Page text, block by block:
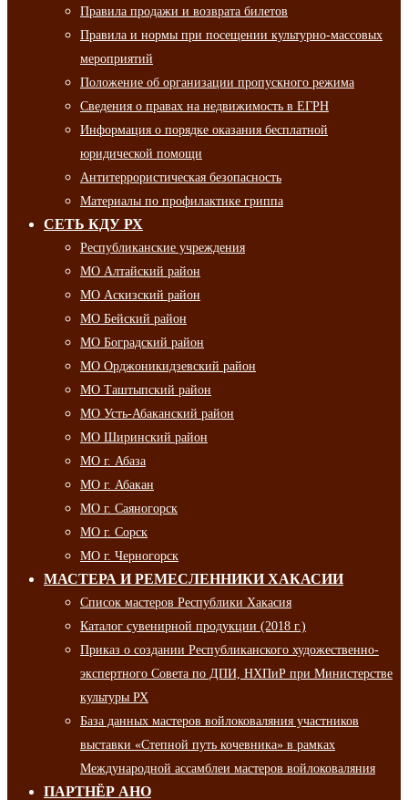
Правила продажи и возврата билетов
Правила и нормы при посещении культурно-массовых
мероприятий
Положение об организации пропускного режима
Сведения о правах на недвижимость в ЕГРН
Информация о порядке оказания бесплатной
юридической помощи
Антитеррористическая безопасность
Материалы по профилактике гриппа
СЕТЬ КДУ РХ
Республиканские учреждения
МО Алтайский район
МО Аскизский район
МО Бейский район
МО Боградский район
МО Орджоникидзевский район
МО Таштыпский район
МО Усть-Абаканский район
МО Ширинский район
МО г. Абаза
МО г. Абакан
МО г. Саяногорск
МО г. Сорск
МО г. Черногорск
МАСТЕРА И РЕМЕСЛЕННИКИ ХАКАСИИ
Список мастеров Республики Хакасия
Каталог сувенирной продукции (2018 г.)
Приказ о создании Республиканского художественно-
экспертного Совета по ДПИ, НХПиР при Министерстве
культуры РХ
База данных мастеров войлоковаляния участников
выставки «Степной путь кочевника» в рамках
Международной ассамблеи мастеров войлоковаляния
ПАРТНЁР АНО